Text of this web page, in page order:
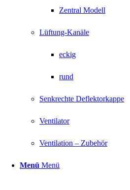
Zentral Modell
Lüftung-Kanäle
eckig
rund
Senkrechte Deflektorkappe
Ventilator
Ventilation – Zubehör
Menü Menü